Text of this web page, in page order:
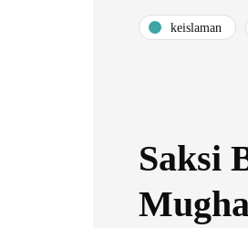
keislaman
Saksi